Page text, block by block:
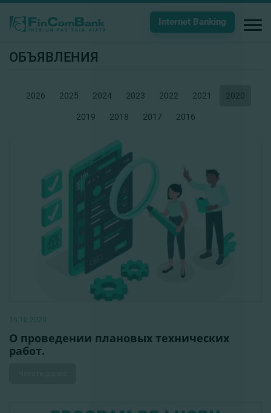
Internet Banking
ОБЪЯВЛЕНИЯ
2026 2025 2024 2023 2022 2021 2020
2019 2018 2017 2016
15.10.2020
О проведении плановых технических
работ.